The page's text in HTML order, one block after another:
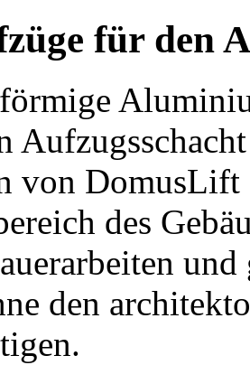
für den
von DomusLift
des
den